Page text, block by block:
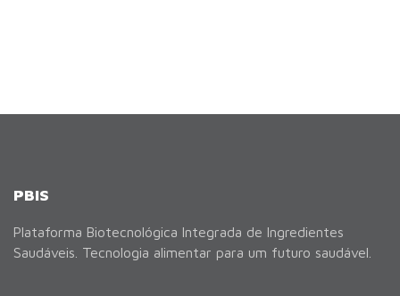
PBIS
Plataforma Biotecnológica Integrada de Ingredientes
Saudáveis. Tecnologia alimentar para um futuro saudável.